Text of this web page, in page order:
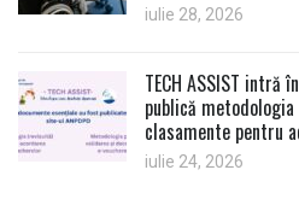
iulie 28, 2026
TECH ASSIST intră
publică
clasamente pentru
iulie 24, 2026